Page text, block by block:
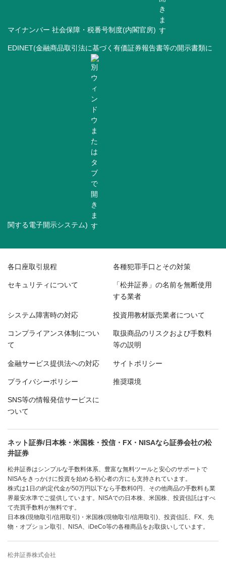
マイナンバー 社会保障・税番号制度(内閣官房)
EDINET(金融商品取引法に基づく有価証券報告書等の開示書類に
関する電子開示システム)
各口座取引規程 各種犯罪手口とその対策
セキュリティについて 「松井証券」の名前を無断使用
する業者
システム障害時の対応 投資用教材販売業者について
コンプライアンス体制につい
て
取扱商品のリスクおよび手数料
等の説明
金融サービス提供法への対応 サイトポリシー
プライバシーポリシー 推奨環境
SNS等の情報発信サービスに
ついて
ネット証券/日本株・米国株・投信・FX・NISAなら証券会社の松
井証券
松井証券はシンプルな手数料体系、豊富な無料ツールと安心のサポートで
NISAをきっかけに投資を始める初心者の方にも支持されています。
株式は1日の約定代金が50万円以下なら手数料0円、その他商品の手数料も業
界最安水準でご提供しています。NISAでの日本株、米国株、投資信託はすべ
て売買手数料が無料です。
日本株(現物取引/信用取引)・米国株(現物取引/信用取引)、投資信託、FX、先
物・オプション取引、NISA、iDeCo等の各種商品をお取扱いしています。
松井証券株式会社